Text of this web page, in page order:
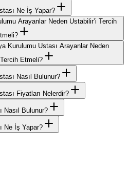
Ne İş Yapar?
Arayanlar Neden Ustabilir’i Tercih
Kurulumu Ustası Arayanlar Neden
Etmeli?
Nasıl Bulunur?
Fiyatları Nelerdir?
Nasıl Bulunur?
Ne İş Yapar?